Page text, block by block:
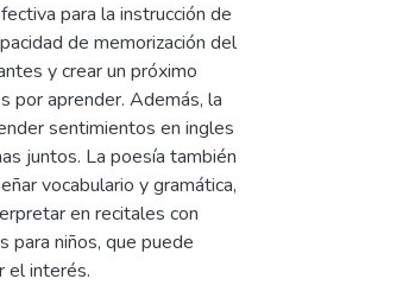
para la instrucción de
de memorización del
y crear un próximo
por aprender. Además, la
sentimientos en ingles
juntos. La poesía también
vocabulario y gramática,
en recitales con
niños, que puede
el interés.